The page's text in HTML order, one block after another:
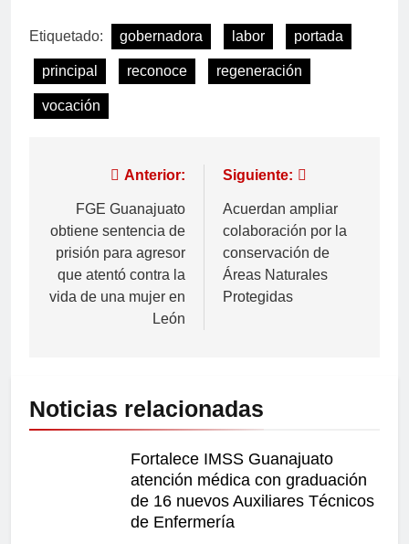
Etiquetado: gobernadora labor portada
principal reconoce regeneración
vocación
Anterior:
FGE Guanajuato
obtiene sentencia de
prisión para agresor
que atentó contra la
vida de una mujer en
León
Siguiente:
Acuerdan ampliar
colaboración por la
conservación de
Áreas Naturales
Protegidas
Noticias relacionadas
Fortalece IMSS Guanajuato
atención médica con graduación
de 16 nuevos Auxiliares Técnicos
de Enfermería